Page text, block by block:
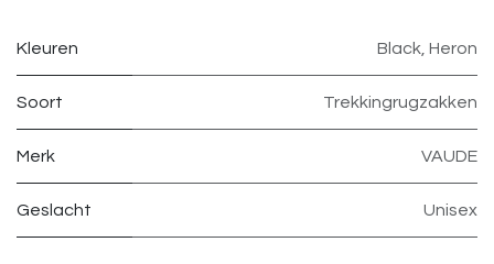
Kleuren Black Heron
Soort Trekkingrugzakken
Merk VAUDE
Geslacht Unisex